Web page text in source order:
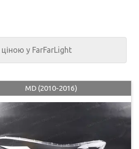
у FarFarLight
MD (2010-2016)